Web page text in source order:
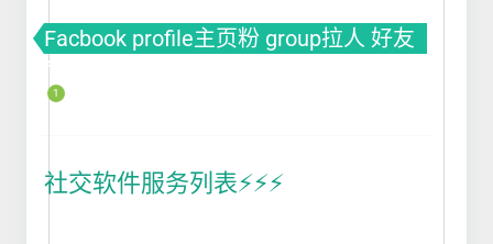
Facbook profile主页粉 group拉人 好友
fb粉丝 fb涨粉
1
社交软件服务列表⚡️⚡️⚡️